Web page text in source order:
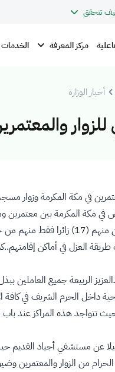
تتحقق
مركز المعرفة الخدمات
أخبار الوزارة
في مكة المكرمة وزوار
مصابة بالمرض بين زوار
العزل في أماكن
الربيعة جميع العاملين
تتواجد هذه المراكز عند
عن مستشفي أجياد